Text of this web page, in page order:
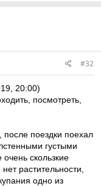
#32
20:00)
посмотреть,
поездки поехал
густыми
скользкие
растительности,
одно из